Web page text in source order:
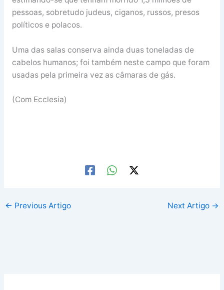
pessoas, sobretudo judeus, ciganos, russos, presos
políticos e polacos.
Uma das salas conserva ainda duas toneladas de
cabelos humanos; foi também neste campo que foram
usadas pela primeira vez as câmaras de gás.
(Com Ecclesia)
← Previous Artigo Next Artigo →